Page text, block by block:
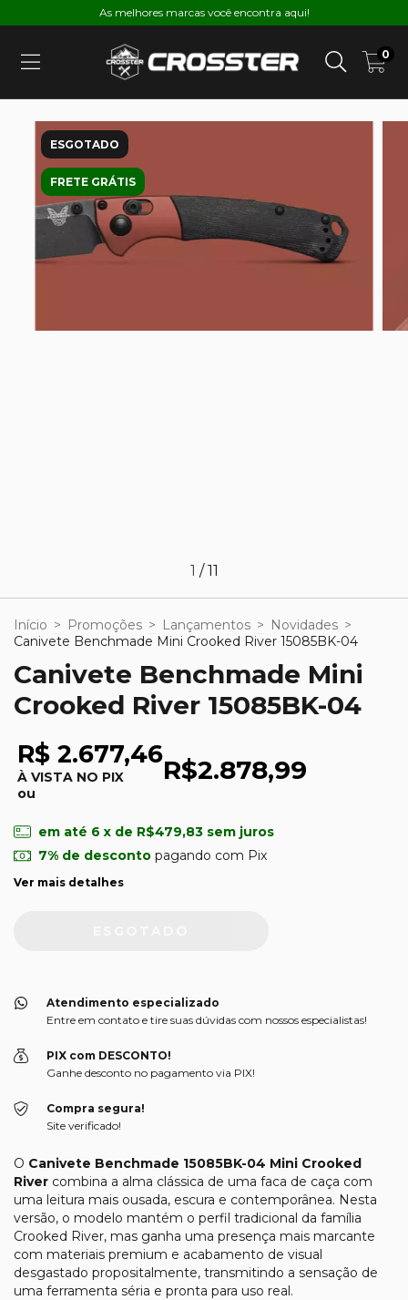
As melhores marcas você encontra aqui!
0
ESGOTADO
FRETE GRÁTIS
1 /11
Início > Promoções > Lançamentos > Novidades >
Canivete Benchmade Mini Crooked River 15085BK-04
Canivete Benchmade Mini
Crooked River 15085BK-04
R$ 2.677,46
À VISTA NO PIX
ou
R$2.878,99
em até 6 x de R$479,83 sem juros
7% de descontopagando com Pix
Ver mais detalhes
Atendimento especializado
Entre em contato e tire suas dúvidas com nossos especialistas!
PIX com DESCONTO!
Ganhe desconto no pagamento via PIX!
Compra segura!
Site verificado!
O Canivete Benchmade 15085BK-04 Mini Crooked
River combina a alma clássica de uma faca de caça com
uma leitura mais ousada, escura e contemporânea. Nesta
versão, o modelo mantém o perfil tradicional da família
Crooked River, mas ganha uma presença mais marcante
com materiais premium e acabamento de visual
desgastado propositalmente, transmitindo a sensação de
uma ferramenta séria e pronta para uso real.